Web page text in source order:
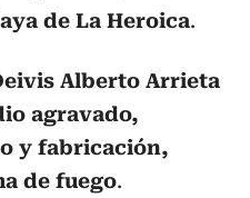
de La Heroica.
Alberto Arrieta
agravado,
y fabricación,
de fuego.